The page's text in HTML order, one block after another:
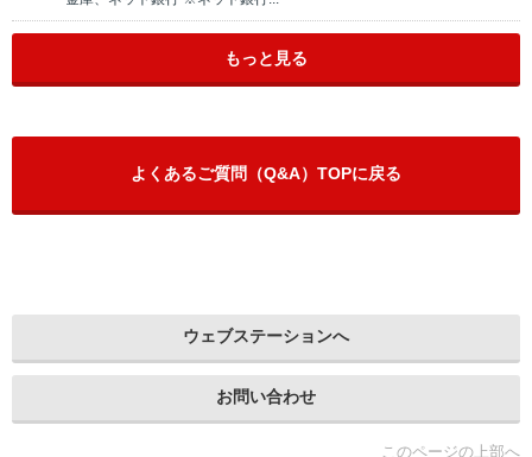
もっと見る
よくあるご質問（Q&A）TOPに戻る
ウェブステーションへ
お問い合わせ
このページの上部へ